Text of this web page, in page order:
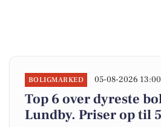
BOLIGMARKED 05-08-2026 13:00
Top 6 over dyreste
Lundby. Priser op til